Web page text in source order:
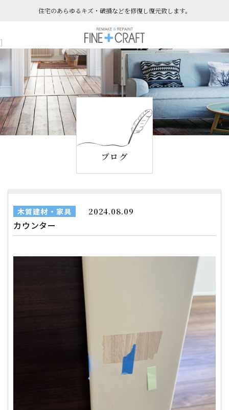
]
住宅のあらゆるキズ・破損などを​​​​​​​修復し復元致します。
ブログ
木質建材・家具 2024.08.09
カウンター